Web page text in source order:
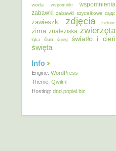
woda wspominki
wspomnienia
zabawki zabawki szydełkowe zając
zawieszki zdjęcia zielone
zima znaleziska zwierzęta
łąka ślub śnieg światło i cień
święta
Info
Engine: WordPress
Theme: Qwilm!
Hosting: dnd.popiel.biz